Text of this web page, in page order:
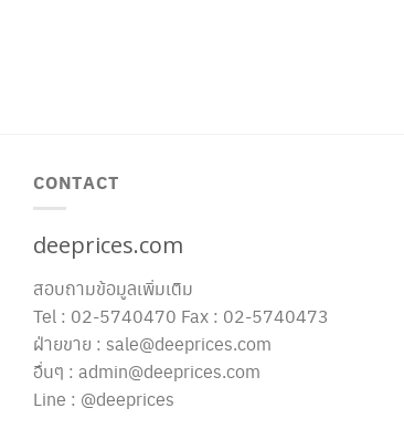
CONTACT
deeprices.com
สอบถามข้อมูลเพิ่มเติม
Tel : 02-5740470 Fax : 02-5740473
ฝ่ายขาย : sale@deeprices.com
อื่นๆ : admin@deeprices.com
Line : @deeprices